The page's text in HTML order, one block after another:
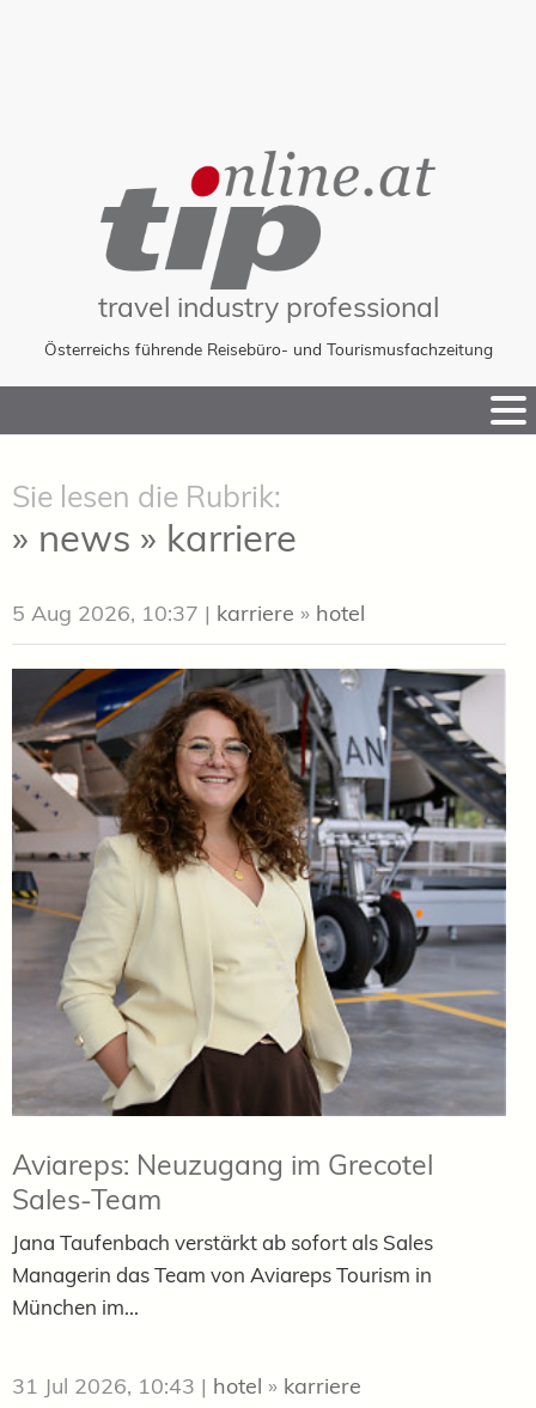
travel industry professional
Österreichs führende Reisebüro- und Tourismusfachzeitung
to
Sie lesen die Rubrik:
» news » karriere
5 Aug 2026, 10:37 | karriere » hotel
Aviareps: Neuzugang im Grecotel
Sales-Team
Jana Taufenbach verstärkt ab sofort als Sales
Managerin das Team von Aviareps Tourism in
München im...
31 Jul 2026, 10:43 | hotel » karriere